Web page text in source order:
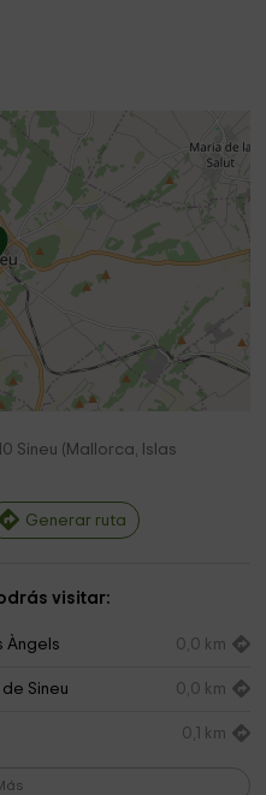
Sineu ( Mallorca, Islas
Generar ruta
visitar:
Àngels 0,0 km
Sineu 0,0 km
0,1 km